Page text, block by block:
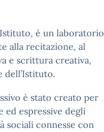
è un laboratorio
alla recitazione, al
e scrittura creativa,
dell’Istituto.
è stato creato per
ed espressive degli
sociali connesse con